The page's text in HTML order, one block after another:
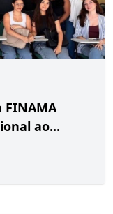
FINAMA
ao...